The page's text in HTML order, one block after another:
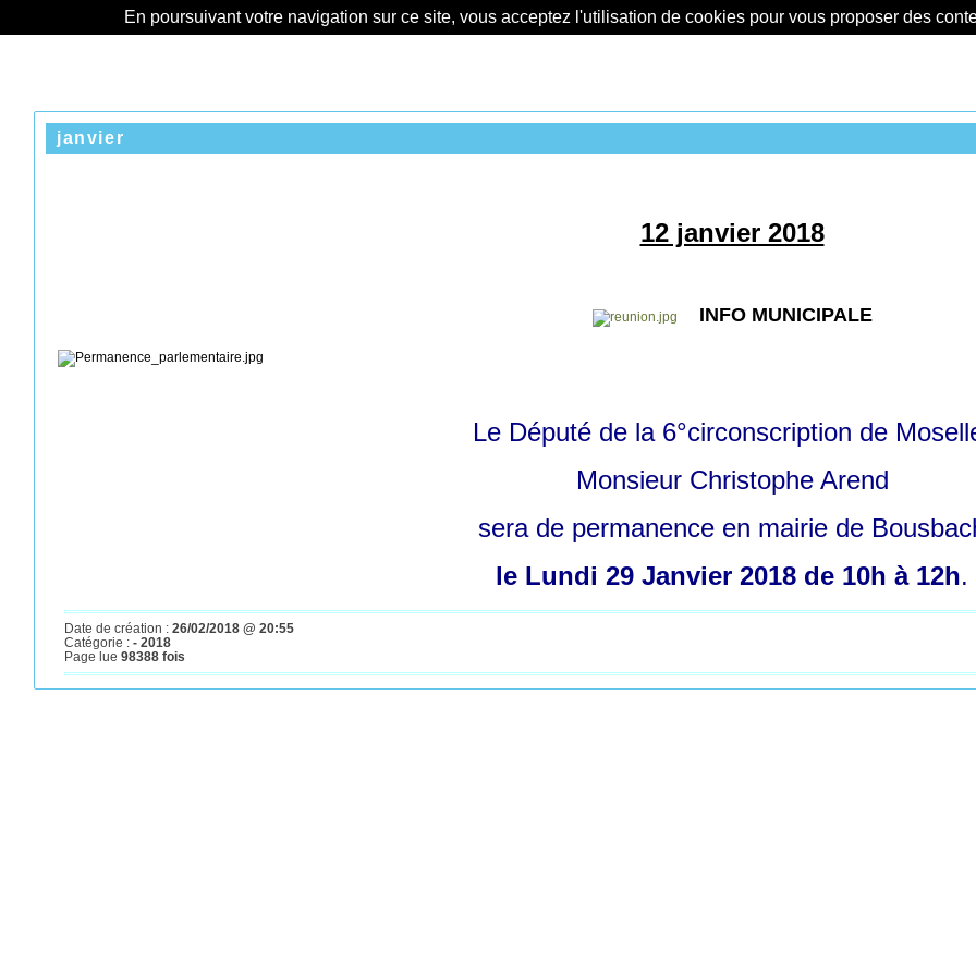
En poursuivant votre navigation sur ce site, vous acceptez l'utilisation de cookies pour vous proposer des
janvier
12 janvier 2018
INFO MUNICIPALE
Le Député de la 6°circonscription de
Monsieur Christophe Arend
sera de permanence en mairie de
le Lundi 29 Janvier 2018 de 10h à 12h.
Date de création : 26/02/2018 @ 20:55
Catégorie : - 2018
Page lue 98388 fois